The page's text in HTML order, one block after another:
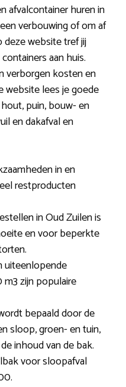
afvalcontainer huren in
verbouwing of om af
website tref jij
aan huis.
verborgen kosten en
website lees je goede
puin, bouw- en
en dakafval en
in en
restproducten
in Oud Zuilen is
en voor beperkte
uiteenlopende
m3 zijn populaire
bepaald door de
sloop, groen- en tuin,
inhoud van de bak.
voor sloopafval